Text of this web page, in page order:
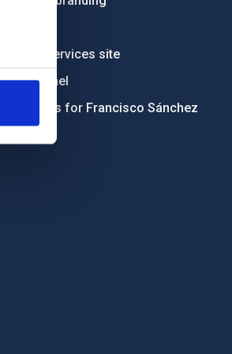
services site
channel
for Francisco Sánchez